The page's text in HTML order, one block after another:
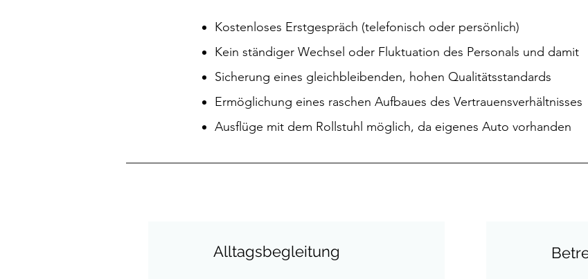
Kostenloses Erstgespräch (telefonisch oder persönlich)
Kein ständiger Wechsel oder Fluktuation des Personals und damit
Sicherung eines gleichbleibenden, hohen Qualitätsstandards
Ermöglichung eines raschen Aufbaues des Vertrauensverhältnisses
Ausflüge mit dem Rollstuhl möglich, da eigenes Auto vorhanden
Alltagsbegleitung